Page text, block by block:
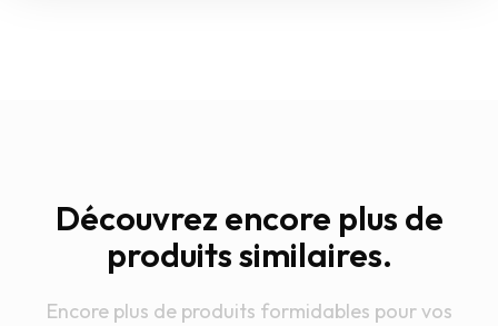
Découvrez encore plus de
produits similaires.
Encore plus de produits formidables pour vos